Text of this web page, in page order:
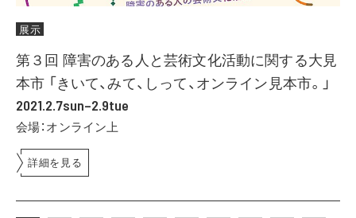
展示
第３回 障害のある人と芸術文化活動に関する大見
本市 「きいて、みて、しって、オンライン見本市。」
2021.2.7sun–2.9tue
会場：オンライン上
詳細を見る